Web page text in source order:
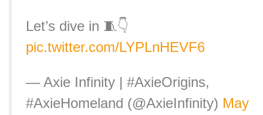
Let’s dive in 🧵👇
pic.twitter.com/LYPLnHEVF6
— Axie Infinity | #AxieOrigins,
#AxieHomeland (@AxieInfinity) May